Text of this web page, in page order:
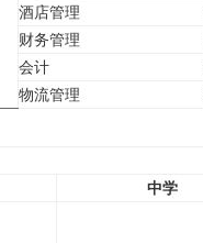
酒店管理
财务管理
会计
物流管理
中学